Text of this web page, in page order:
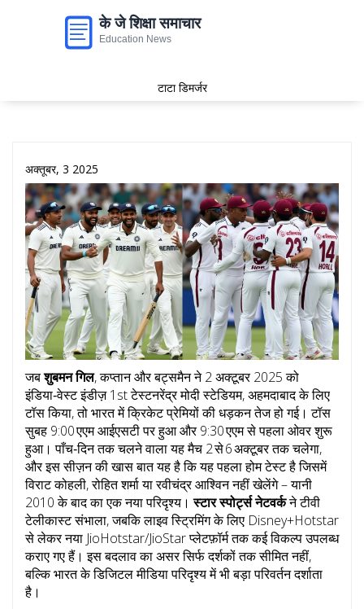
टाटा डिमर्जर
अक्तूबर, 3 2025
जबशुबमन गिल,कप्तानऔर बट्समैनने 2 अक्टूबर 2025 को
इंडिया‑वेस्ट इंडीज़ 1st टेस्टनरेंद्र मोदी स्टेडियम, अहमदाबादके लिए
टॉस किया, तो भारत में क्रिकेट प्रेमियों की धड़कन तेज हो गई। टॉस
सुबह 9:00 एएम आईएसटी पर हुआ और 9:30 एएम से पहला ओवर शुरू
हुआ। पाँच‑दिन तक चलने वाला यह मैच 2 से 6 अक्टूबर तक चलेगा,
और इस सीज़न की खास बात यह है कि यह पहला होम टेस्ट है जिसमें
विराट कोहली, रोहित शर्मा या रवीचंद्र आश्विन नहीं खेलेंगे – यानी
2010 के बाद का एक नया परिदृश्य।स्टार स्पोर्ट्स नेटवर्कने टीवी
टेलीकास्ट संभाला, जबकि लाइव स्ट्रिमिंग के लिए Disney+Hotstar
से लेकर नया JioHotstar/JioStar प्लेटफ़ॉर्म तक कई विकल्प उपलब्ध
कराए गए हैं। इस बदलाव का असर सिर्फ दर्शकों तक सीमित नहीं,
बल्कि भारत के डिजिटल मीडिया परिदृश्य में भी बड़ा परिवर्तन दर्शाता
है।